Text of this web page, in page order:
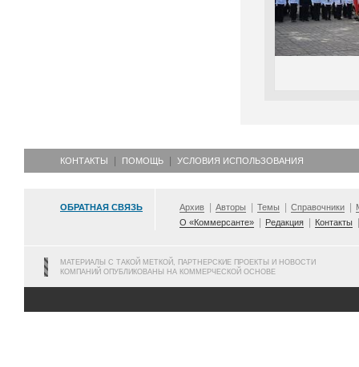
КОНТАКТЫ ПОМОЩЬ УСЛОВИЯ ИСПОЛЬЗОВАНИЯ
ОБРАТНАЯ СВЯЗЬ Архив Авторы Темы Справочники
О «Коммерсанте»
Редакция Контакты
МАТЕРИАЛЫ С ТАКОЙ МЕТКОЙ, ПАРТНЕРСКИЕ ПРОЕКТЫ И НОВОСТИ
КОМПАНИЙ ОПУБЛИКОВАНЫ НА КОММЕРЧЕСКОЙ ОСНОВЕ